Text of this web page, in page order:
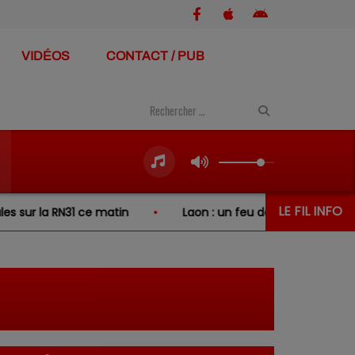
VIDÉOS CONTACT / PUB
LE FIL INFO
RN31 ce matin Laon : un feu de broussailles se